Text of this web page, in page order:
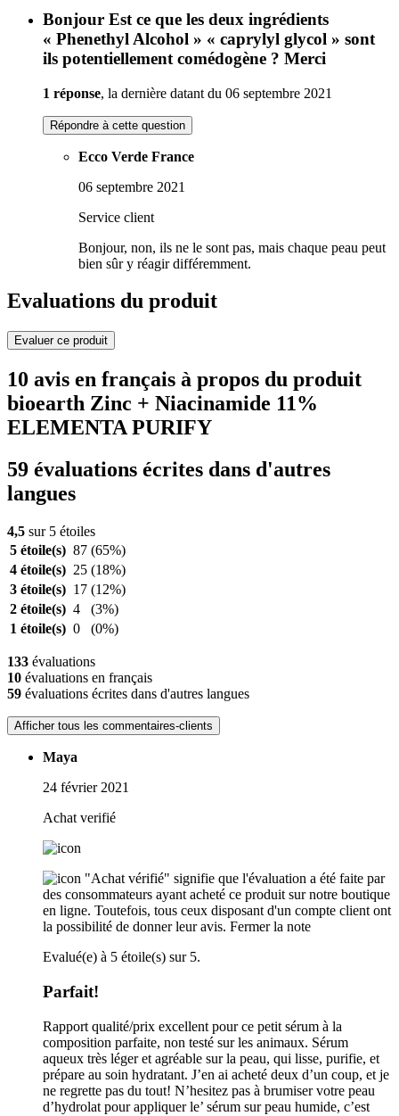
Bonjour Est ce que les deux ingrédients
« Phenethyl Alcohol » « caprylyl glycol » sont
ils potentiellement comédogène ? Merci
1 réponse, la dernière datant du 06 septembre 2021
Répondre à cette question
Ecco Verde France
06 septembre 2021
Service client
Bonjour, non, ils ne le sont pas, mais chaque peau peut
bien sûr y réagir différemment.
Evaluations du produit
Evaluer ce produit
10 avis en français à propos du produit
bioearth Zinc + Niacinamide 11%
ELEMENTA PURIFY
59 évaluations écrites dans d'autres
langues
4,5 sur 5 étoiles
5 étoile(s) 87 (65%)
4 étoile(s) 25 (18%)
3 étoile(s) 17 (12%)
2 étoile(s) 4
(3%)
1 étoile(s) 0 (0%)
133 évaluations
10 évaluations en français
59 évaluations écrites dans d'autres langues
Afficher tous les commentaires-clients
Maya
24 février 2021
Achat verifié
"Achat vérifié" signifie que l'évaluation a été faite par
des consommateurs ayant acheté ce produit sur notre boutique
en ligne. Toutefois, tous ceux disposant d'un compte client ont
la possibilité de donner leur avis. Fermer la note
Evalué(e) à 5 étoile(s) sur 5.
Parfait!
Rapport qualité/prix excellent pour ce petit sérum à la
composition parfaite, non testé sur les animaux. Sérum
aqueux très léger et agréable sur la peau, qui lisse, purifie, et
prépare au soin hydratant. J’en ai acheté deux d’un coup, et je
ne regrette pas du tout! N’hesitez pas à brumiser votre peau
d’hydrolat pour appliquer le’ sérum sur peau humide, c’est